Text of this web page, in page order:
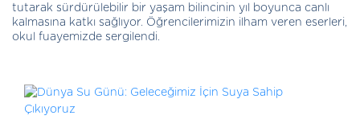
tutarak sürdürülebilir bir yaşam bilincinin yıl boyunca canlı
kalmasına katkı sağlıyor. Öğrencilerimizin ilham veren eserleri,
okul fuayemizde sergilendi.